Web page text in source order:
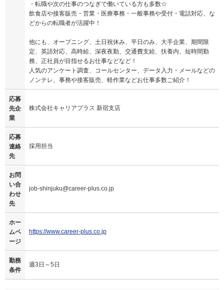
・転職や次の仕事のつなぎで働いている方も多数☆
飲食店や接客販売・営業・医療事務・一般事務や受付・電話対応、な
どからの転職者が活躍中！
他にも、オープニング、土日祝休み、平日のみ、大手企業、期間限
定、英語対応、高時給、深夜夜勤、交通費支給、扶養内、短時間勤
務、正社員が目指せるお仕事などなど！
人気のアンケート調査、コールセンター、データ入力・メールなどの
ノンテレ、事務や接客販売、軽作業などお仕事多数ご紹介！
応募
先企
業
株式会社キャリアプラス 新宿支店
応募
連絡
先
採用担当
お問
い合
わせ
先
job-shinjuku@career-plus.co.jp
ホー
ムペ
ージ
https://www.career-plus.co.jp
勤務
条件
週3日～5日